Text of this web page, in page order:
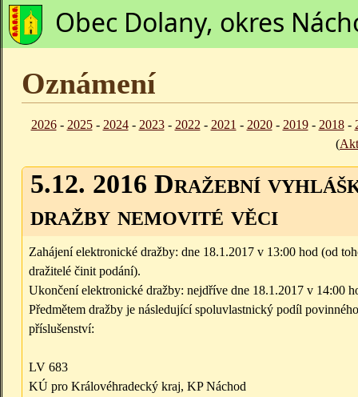
Obec Dolany, okres
Oznámení
2026- 2025- 2024- 2023- 2022- 2021 - 2020- 2019- 2018-
(
5.12. 2016 Dražební
dražby nemovité věci
Zahájení elektronické dražby: dne 18.1.2017 v 13:00 hod (od
dražitelé činit podání).
Ukončení elektronické dražby: nejdříve dne 18.1.2017 v 14:00
Předmětem dražby je následující spoluvlastnický podíl
příslušenství:
LV 683
KÚ pro Královéhradecký kraj, KP Náchod